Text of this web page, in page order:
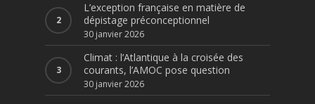
L’exception française en matière de
dépistage préconceptionnel
30 janvier 2026
Climat : l’Atlantique à la croisée des
courants, l’AMOC pose question
30 janvier 2026